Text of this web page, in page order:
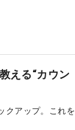
える“カウン
クアップ。これを